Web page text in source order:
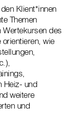
Klient*innen
Themen
des
wie
Heiz- und
weitere
und